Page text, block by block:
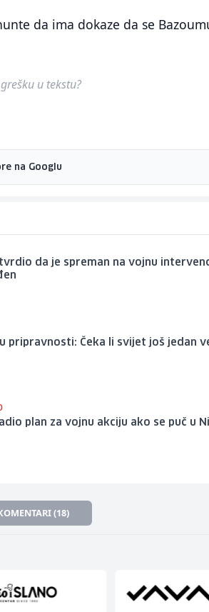
da ima dokaze da se
u tekstu?
na Googlu
da je spreman na vojnu
pripravnosti: Čeka li svijet još jedan
plan za vojnu akciju ako se puč u
(18)